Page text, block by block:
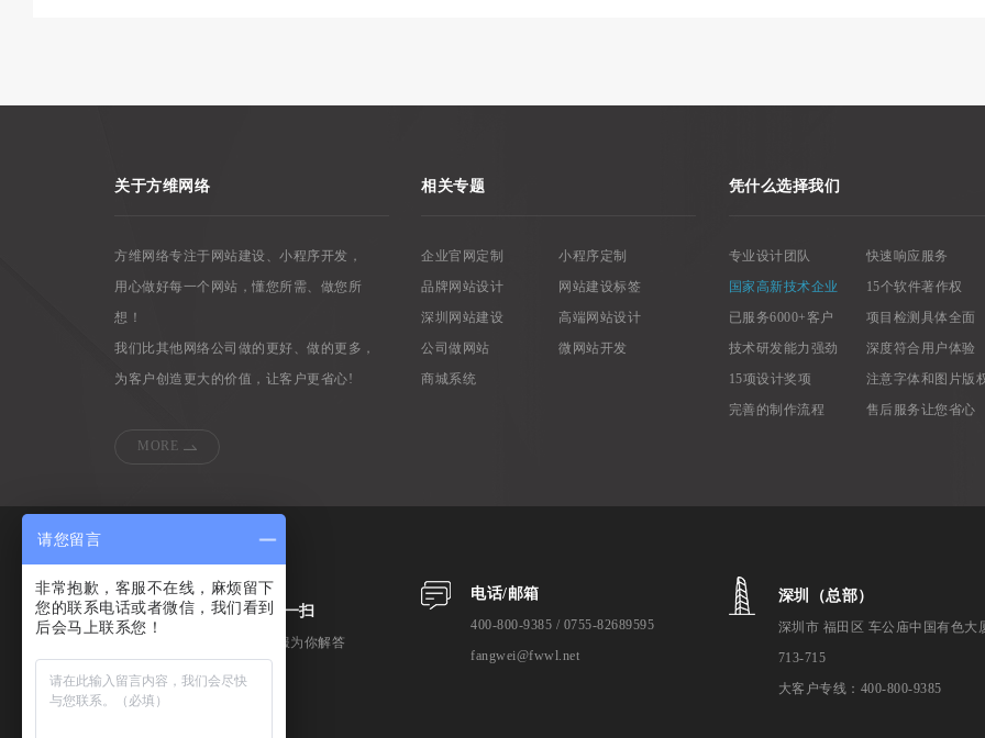
关于方维网络
方维网络专注于网站建设、小程序开发，
用心做好每一个网站，懂您所需、做您所
想！
我们比其他网络公司做的更好、做的更多，
为客户创造更大的价值，让客户更省心!
MORE
相关专题
企业官网定制
小程序定制
品牌网站设计
网站建设标签
深圳网站建设
高端网站设计
公司做网站
微网站开发
商城系统
凭什么选择我们
专业设计团队
快速响应服务
国家高新技术企业
15个软件著作权
已服务6000+客户
项目检测具体全面
技术研发能力强劲
深度符合用户体验
15项设计奖项
注意字体和图片版
完善的制作流程
售后服务让您省心
微信扫一扫
专业客服为你解答
电话/邮箱
400-800-9385 / 0755-82689595
fangwei@fwwl.net
深圳（总部）
深圳市 福田区 车公庙中国有色大
713-715
大客户专线：400-800-9385
请您留言
非常抱歉，客服不在线，麻烦留下
您的联系电话或者微信，我们看到
后会马上联系您！